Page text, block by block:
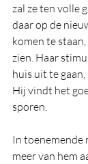
zal ze ten volle
daar op de
komen te
zien. Haar
huis uit te
Hij vindt het
sporen.
In toenemende
meer van hem